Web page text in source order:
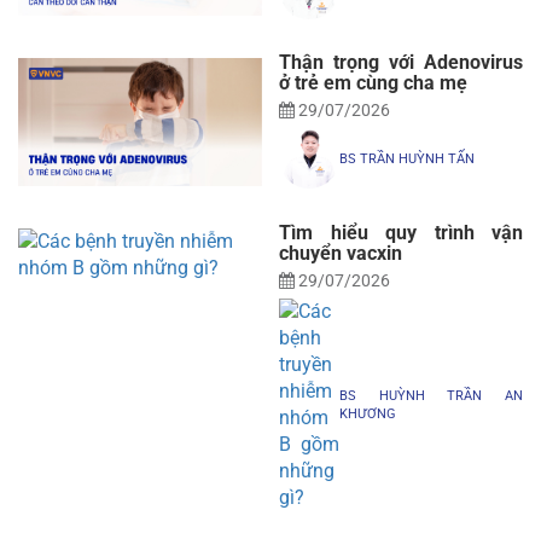
Thận trọng với Adenovirus
ở trẻ em cùng cha mẹ
29/07/2026
BS TRẦN HUỲNH TẤN
Tìm hiểu quy trình vận
chuyển vacxin
29/07/2026
BS HUỲNH TRẦN AN
KHƯƠNG